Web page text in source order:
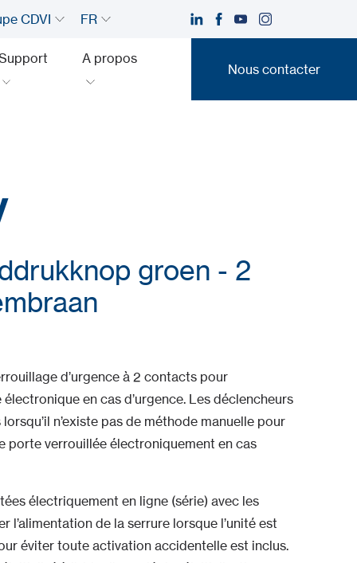
CDVI FR
A propos
Nous contacter
groen - 2
d’urgence à 2 contacts pour
en cas d’urgence. Les déclencheurs
n’existe pas de méthode manuelle pour
porte verrouillée électroniquement en cas
électriquement en ligne (série) avec les
l’alimentation de la serrure lorsque l’unité est
éviter toute activation accidentelle est inclus.